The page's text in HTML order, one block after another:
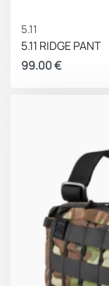
5.11
5.11 RIDGE PANT
99.00€